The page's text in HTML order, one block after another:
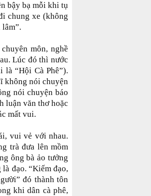
bậy bạ mỗi khi tụ
chung xe (không
môn, nghề
Lúc đó thì nước
là “Hội Cà Phê”).
không nói chuyện
nói chuyện báo
luận văn thơ hoặc
mất vui.
vui vẻ với nhau.
trà đưa lên mồm
ông bà ảo tưởng
đạo. “Kiếm đạo,
đó thành tôn
khi dân cà phê,